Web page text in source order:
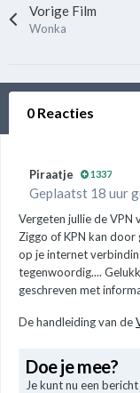
Vorige Film
Wonka
0 Reacties
Piraatje 1337
Geplaatst 18 uur
Vergeten jullie de VPN
Ziggo of KPN kan
op je internet
tegenwoordig....
geschreven met
De handleiding van de
Doe je mee?
Je kunt nu een